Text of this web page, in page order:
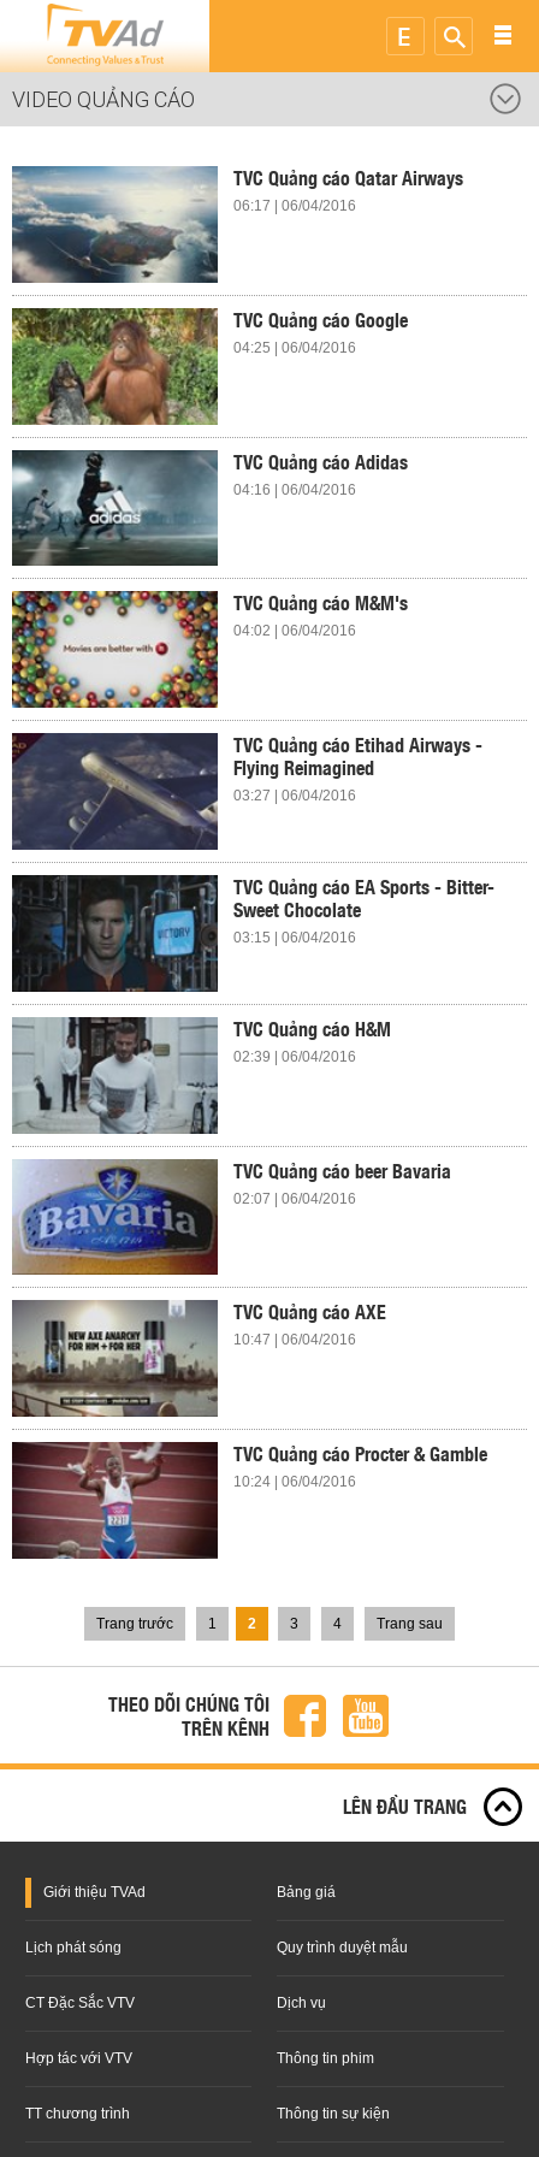
VIDEO QUẢNG CÁO
TVC Quảng cáo Qatar Airways
06:17 | 06/04/2016
TVC Quảng cáo Google
04:25 | 06/04/2016
TVC Quảng cáo Adidas
04:16 | 06/04/2016
TVC Quảng cáo M&M's
04:02 | 06/04/2016
TVC Quảng cáo Etihad Airways -
Flying Reimagined
03:27 | 06/04/2016
TVC Quảng cáo EA Sports - Bitter-
Sweet Chocolate
03:15 | 06/04/2016
TVC Quảng cáo H&M
02:39 | 06/04/2016
TVC Quảng cáo beer Bavaria
02:07 | 06/04/2016
TVC Quảng cáo AXE
10:47 | 06/04/2016
TVC Quảng cáo Procter & Gamble
10:24 | 06/04/2016
Trang trước 1 2 3 4 Trang sau
THEO DÕI CHÚNG TÔI
TRÊN KÊNH
LÊN ĐẦU TRANG
Giới thiệu TVAd Bảng giá
Lịch phát sóng Quy trình duyệt mẫu
CT Đặc Sắc VTV Dịch vụ
Hợp tác với VTV Thông tin phim
TT chương trình Thông tin sự kiện